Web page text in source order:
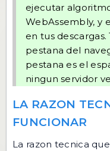
ejecutar
WebAssembly, y
en tus descargas.
pestana del
pestana es el
ningun servidor
LA RAZON
FUNCIONAR
La razon tecnica